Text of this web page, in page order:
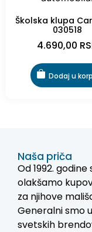
Školska klupa
030518
4.690,00
Dodaj u
Naša priča
Od 1992.
olakšamo
za njihove
Generalni smo
svetskih